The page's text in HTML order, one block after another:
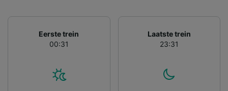
Eerste trein
00:31
Laatste trein
23:31